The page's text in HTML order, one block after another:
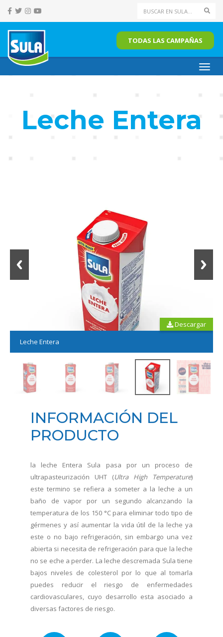
TODAS LAS CAMPAÑAS
Leche Entera
Leche Entera
Descargar
INFORMACIÓN DEL
PRODUCTO
la leche Entera Sula pasa por un proceso de
ultrapasteurización UHT (Ultra High Temperature)
este termino se refiera a someter a la leche a un
baño de vapor por un segundo alcanzando la
temperatura de los 150 °C para eliminar todo tipo de
gérmenes y así aumentar la vida útil de la leche ya
este o no bajo refrigeración, sin embargo una vez
abierta si necesita de refrigeración para que la leche
no se eche a perder. La leche descremada Sula tiene
bajos niveles de colesterol por lo que al tomarla
puedes reducir el riesgo de enfermedades
cardiovasculares, cuyo desarrollo esta asociado a
diversas factores de riesgo.